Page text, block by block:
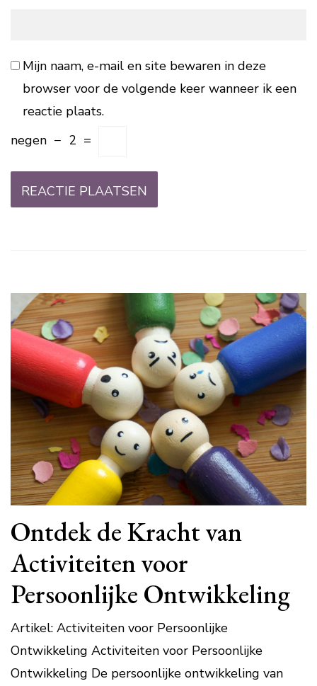
Mijn naam, e-mail en site bewaren in deze
browser voor de volgende keer wanneer ik een
reactie plaats.
negen − 2 =
Ontdek de Kracht van
Activiteiten voor
Persoonlijke Ontwikkeling
Artikel: Activiteiten voor Persoonlijke
Ontwikkeling Activiteiten voor Persoonlijke
Ontwikkeling De persoonlijke ontwikkeling van